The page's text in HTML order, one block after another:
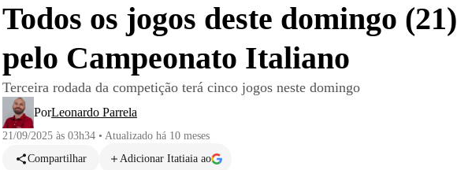
Todos os jogos deste domingo (21)
pelo Campeonato Italiano
Terceira rodada da competição terá cinco jogos neste domingo
PorLeonardo Parrela
21/09/2025 às 03h34 • Atualizado há 10 meses
Compartilhar
Adicionar Itatiaia ao